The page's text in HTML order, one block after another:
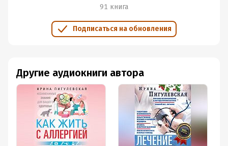
91 книга
Подписаться на обновления
Другие аудиокниги автора